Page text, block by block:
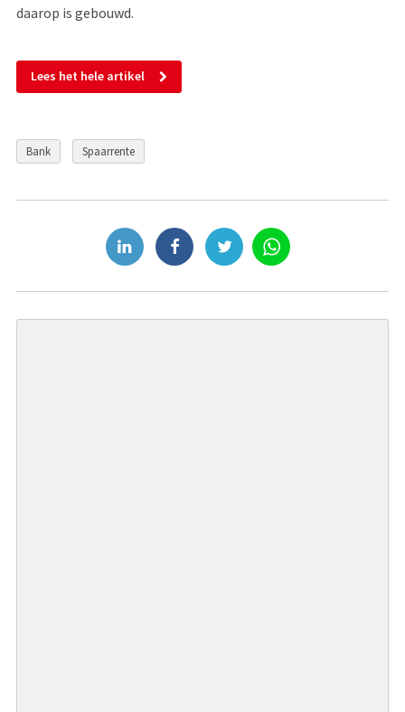
daarop is gebouwd.
Lees het hele artikel
Bank Spaarrente